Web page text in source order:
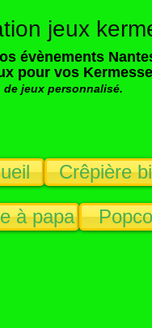
jeux
évènements
pour vos
de jeux personnalisé.
Crêpière
à papa